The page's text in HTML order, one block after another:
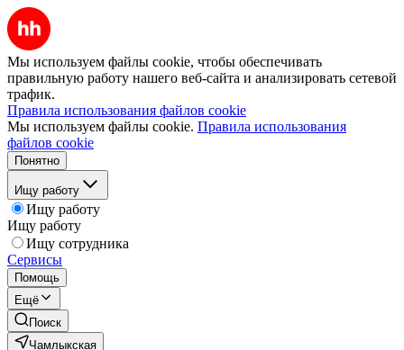
Мы используем файлы cookie, чтобы обеспечивать
правильную работу нашего веб-сайта и анализировать сетевой
трафик.
Правила использования файлов cookie
Мы используем файлы cookie. Правила использования
файлов cookie
Понятно
Ищу работу
Ищу работу
Ищу работу
Ищу сотрудника
Сервисы
Помощь
Ещё
Поиск
Чамлыкская